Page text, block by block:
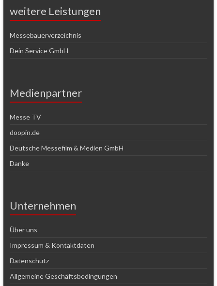
weitere Leistungen
Messebauerverzeichnis
Dein Service GmbH
Medienpartner
Messe TV
doopin.de
Deutsche Messefilm & Medien GmbH
Danke
Unternehmen
Über uns
Impressum & Kontaktdaten
Datenschutz
Allgemeine Geschäftsbedingungen